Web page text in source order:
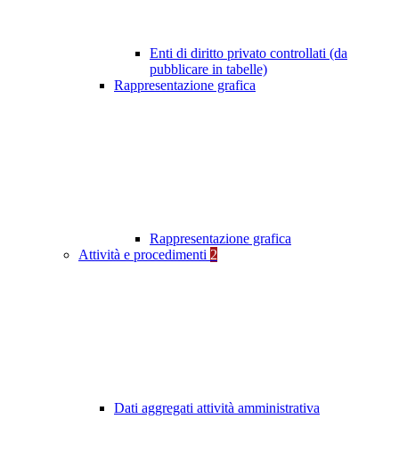
Enti di diritto privato controllati (da
pubblicare in tabelle)
Rappresentazione grafica
Rappresentazione grafica
Attività e procedimenti 2
Dati aggregati attività amministrativa